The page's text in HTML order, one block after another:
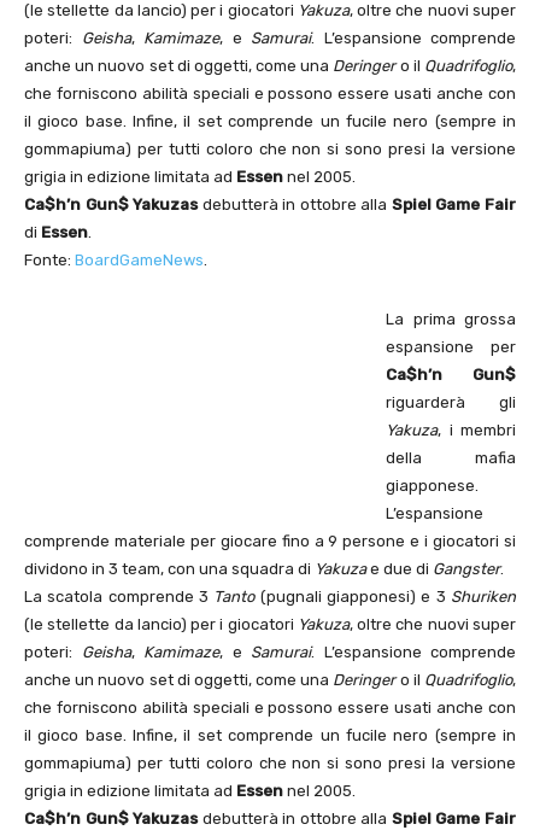
(le stellette da lancio) per i giocatori Yakuza, oltre che nuovi super
poteri: Geisha, Kamimaze, e Samurai. L’espansione comprende
anche un nuovo set di oggetti, come una Deringero il Quadrifoglio,
che forniscono abilità speciali e possono essere usati anche con
il gioco base. Infine, il set comprende un fucile nero (sempre in
gommapiuma) per tutti coloro che non si sono presi la versione
grigia in edizione limitata ad Essen nel 2005.
Ca$h’n Gun$ Yakuzasdebutterà in ottobre alla Spiel Game Fair
di Essen.
Fonte: BoardGameNews.
La prima grossa
espansione per
Ca$h’n Gun$
riguarderà gli
Yakuza, i membri
della mafia
giapponese.
L’espansione
comprende materiale per giocare fino a 9 persone e i giocatori si
dividono in 3 team, con una squadra di Yakuzae due di Gangster.
La scatola comprende 3 Tanto(pugnali giapponesi) e 3 Shuriken
(le stellette da lancio) per i giocatori Yakuza, oltre che nuovi super
poteri: Geisha, Kamimaze, e Samurai. L’espansione comprende
anche un nuovo set di oggetti, come una Deringero il Quadrifoglio,
che forniscono abilità speciali e possono essere usati anche con
il gioco base. Infine, il set comprende un fucile nero (sempre in
gommapiuma) per tutti coloro che non si sono presi la versione
grigia in edizione limitata ad Essen nel 2005.
Ca$h’n Gun$ Yakuzasdebutterà in ottobre alla Spiel Game Fair